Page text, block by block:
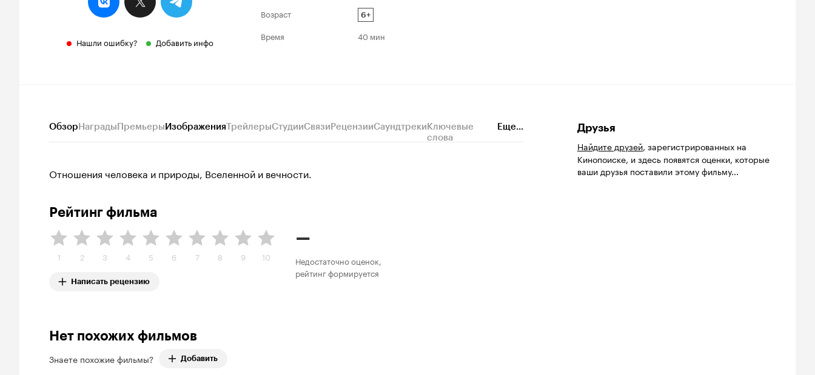
Нашли ошибку? Добавить инфо
Возраст
6+
Время 40 мин
ОбзорНаградыПремьерыИзображенияТрейлерыСтудииСвязиРецензииСаундтрекиКлючевые
слова
Еще...
Отношения человека и природы, Вселенной и вечности.
Рейтинг фильма
1 2 3 4 5 6 7 8 9 10
Написать рецензию
–
Недостаточно оценок,
рейтинг формируется
Нет похожих фильмов
Знаете похожие фильмы? Добавить
Друзья
Найдите друзей, зарегистрированных на
Кинопоиске, и здесь появятся оценки, которые
ваши друзья поставили этому фильму...